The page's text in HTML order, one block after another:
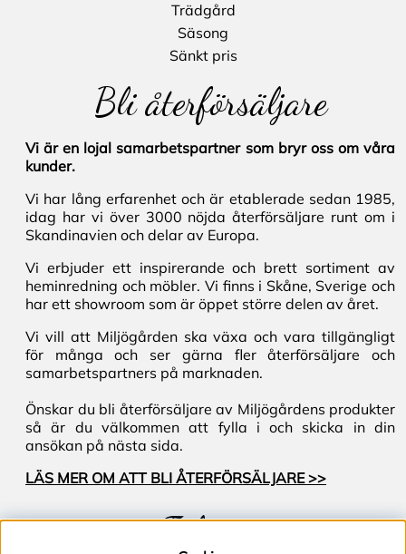
Trädgård
Säsong
Sänkt pris
Bli återförsäljare
Vi är en lojal samarbetspartner som bryr oss om våra
kunder.
Vi har lång erfarenhet och är etablerade sedan 1985,
idag har vi över 3000 nöjda återförsäljare runt om i
Skandinavien och delar av Europa.
Vi erbjuder ett inspirerande och brett sortiment av
heminredning och möbler. Vi finns i Skåne, Sverige och
har ett showroom som är öppet större delen av året.
Vi vill att Miljögården ska växa och vara tillgängligt
för många och ser gärna fler återförsäljare och
samarbetspartners på marknaden.
Önskar du bli återförsäljare av Miljögårdens produkter
så är du välkommen att fylla i och skicka in din
ansökan på nästa sida.
LÄS MER OM ATT BLI ÅTERFÖRSÄLJARE >>
Följ oss